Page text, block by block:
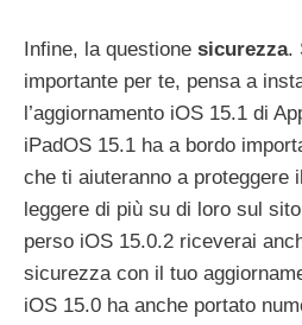
Infine, la questione sicurezza.
importante per te, pensa a
l’aggiornamento iOS 15.1 di
iPadOS 15.1 ha a bordo
che ti aiuteranno a proteggere
leggere di più su di loro sul
perso iOS 15.0.2 riceverai
sicurezza con il tuo
iOS 15.0 ha anche portato